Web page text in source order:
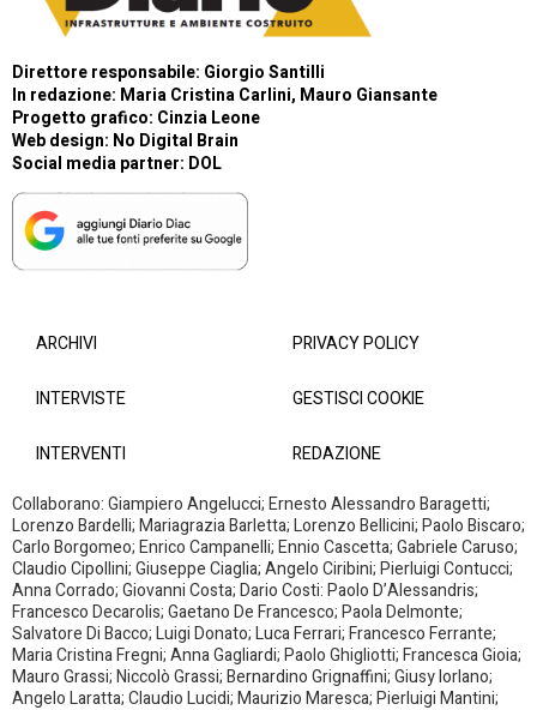
Direttore responsabile: Giorgio Santilli
In redazione: Maria Cristina Carlini, Mauro Giansante
Progetto grafico: Cinzia Leone
Web design: No Digital Brain
Social media partner: DOL
ARCHIVI
INTERVISTE
INTERVENTI
PRIVACY POLICY
GESTISCI COOKIE
REDAZIONE
Collaborano: Giampiero Angelucci; Ernesto Alessandro Baragetti;
Lorenzo Bardelli; Mariagrazia Barletta; Lorenzo Bellicini; Paolo Biscaro;
Carlo Borgomeo; Enrico Campanelli; Ennio Cascetta; Gabriele Caruso;
Claudio Cipollini; Giuseppe Ciaglia; Angelo Ciribini; Pierluigi Contucci;
Anna Corrado; Giovanni Costa; Dario Costi: Paolo D’Alessandris;
Francesco Decarolis; Gaetano De Francesco; Paola Delmonte;
Salvatore Di Bacco; Luigi Donato; Luca Ferrari; Francesco Ferrante;
Maria Cristina Fregni; Anna Gagliardi; Paolo Ghigliotti; Francesca Gioia;
Mauro Grassi; Niccolò Grassi; Bernardino Grignaffini; Giusy Iorlano;
Angelo Laratta; Claudio Lucidi; Maurizio Maresca; Pierluigi Mantini;